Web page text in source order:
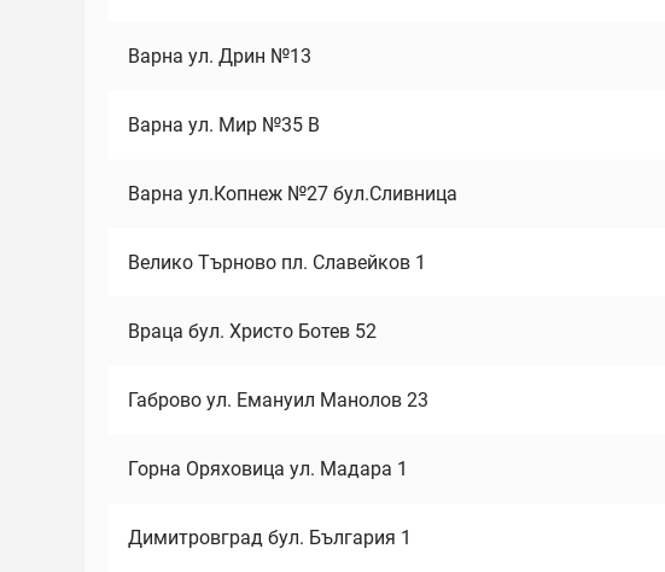
Варна ул. Дрин №13
Варна ул. Мир №35 В
Варна ул.Копнеж №27 бул.Сливница
Велико Търново пл. Славейков 1
Враца бул. Христо Ботев 52
Габрово ул. Емануил Манолов 23
Горна Оряховица ул. Мадара 1
Димитровград бул. България 1